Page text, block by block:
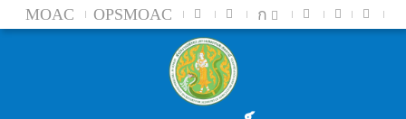
MOAC OPSMOAC ก